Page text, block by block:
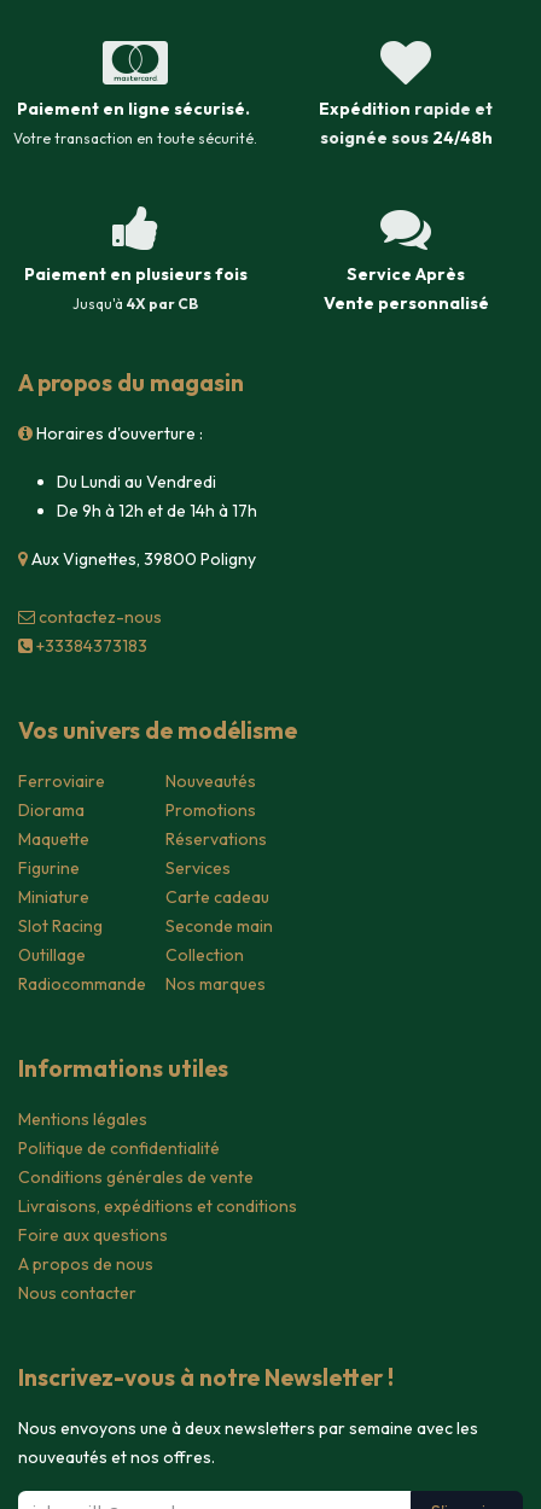
Paiement en ligne sécurisé.
Votre transaction en toute sécurité.
Expédition rapide et
soignée sous 24/48h
Paiement en plusieurs fois
Jusqu'à 4X par CB
Service Après
Vente personnalisé
A propos du magasin
Horaires d'ouverture :
Du Lundi au Vendredi
De 9h à 12h et de 14h à 17h
Aux Vignettes, 39800 Poligny
contacte​z-nous
+33384373183
Vos univers de modélisme
Ferroviaire
Diorama
Maquette
Figurine
Miniature
Slot Racing
Outillage
Radiocommande
Nouveautés
Promotions
Réservations
Services
Carte cadeau
Seconde main
Collection
Nos marques
Informations utiles
Mentions légales
Politique de confidentialité
Conditions générales de vente
Livraisons, expéditions et conditions
Foire aux questions
A propos de nous
Nous contacter
Inscrivez-vous à notre Newsletter !
Nous envoyons une à deux newsletters par semaine avec les
nouveautés et nos offres.